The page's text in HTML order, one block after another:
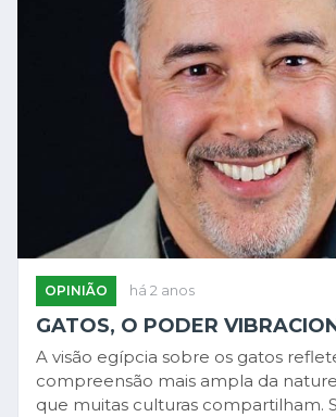
OPINIÃO há 2 anos
GATOS, O PODER
A visão egípcia sobre os gatos
compreensão mais ampla da
que muitas culturas compartilham.